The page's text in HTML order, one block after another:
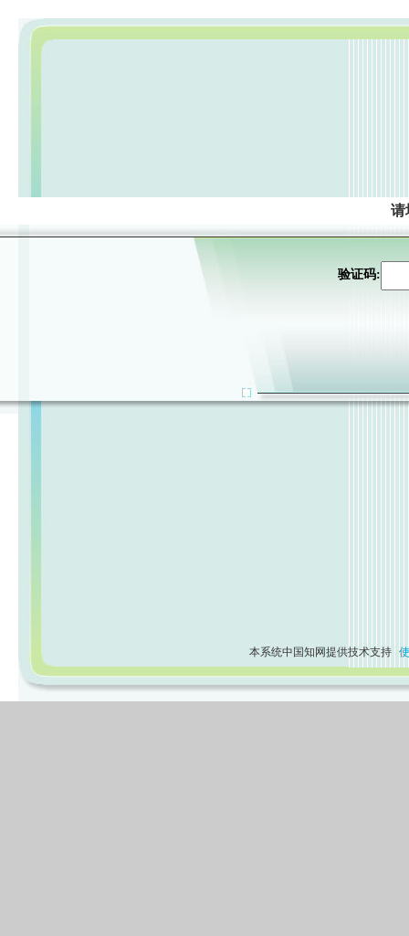
请
验证码:
本系统中国知网提供技术支持